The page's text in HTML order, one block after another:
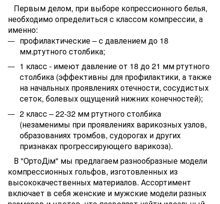
Первым делом, при выборе копрессионного белья,
необходимо определиться с классом компрессии, а
именно:
профилактические – с давлением до 18
мм.ртутного столбика;
1 класс - имеют давление от 18 до 21 мм ртутного
столбика (эффективны для профилактики, а также
на начальных проявлениях отечности, сосудистых
сеток, болевых ощущений нижних конечностей);
2 класс – 22-32 мм ртутного столбика
(незаменимы при проявлениях варикозных узлов,
образованиях тромбов, судорогах и других
признаках прогрессирующего варикоза).
В "ОртоДім" мы предлагаем разнообразные модели
компрессионных гольфов, изготовленных из
высококачественных материалов. Ассортимент
включает в себя женские и мужские модели разных